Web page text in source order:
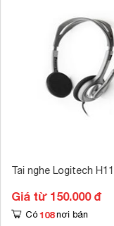
Tai nghe Logitech
Giá từ 150.000 đ
Có 108 nơi bán